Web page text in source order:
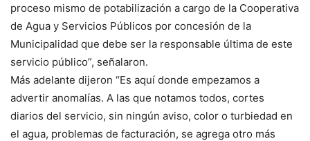
proceso mismo de potabilización a cargo de la Cooperativa
de Agua y Servicios Públicos por concesión de la
Municipalidad que debe ser la responsable última de este
servicio público”, señalaron.
Más adelante dijeron “Es aquí donde empezamos a
advertir anomalías. A las que notamos todos, cortes
diarios del servicio, sin ningún aviso, color o turbiedad en
el agua, problemas de facturación, se agrega otro más